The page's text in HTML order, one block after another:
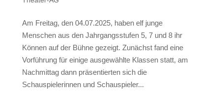
Am Freitag, den 04.07.2025, haben elf junge
Menschen aus den Jahrgangsstufen 5, 7 und 8 ihr
Können auf der Bühne gezeigt. Zunächst fand eine
Vorführung für einige ausgewählte Klassen statt, am
Nachmittag dann präsentierten sich die
Schauspielerinnen und Schauspieler...